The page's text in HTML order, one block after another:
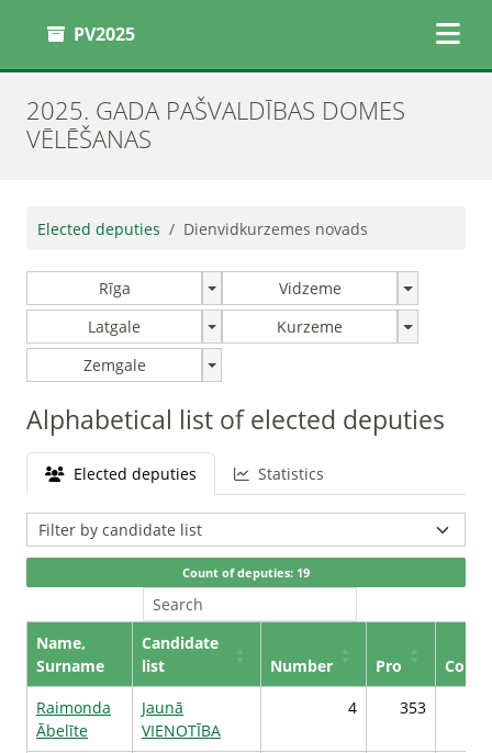
PV2025
2025. GADA PAŠVALDĪBAS DOMES
VĒLĒŠANAS
Elected deputies Dienvidkurzemes novads
Rīga
Vidzeme
Latgale
Kurzeme
Zemgale
Alphabetical list of elected deputies
Elected deputies Statistics
Count of deputies: 19
Name,
Surname
Candidate
list
Number Pro
Raimonda
Ābelīte
Jaunā
VIENOTĪBA
4 353